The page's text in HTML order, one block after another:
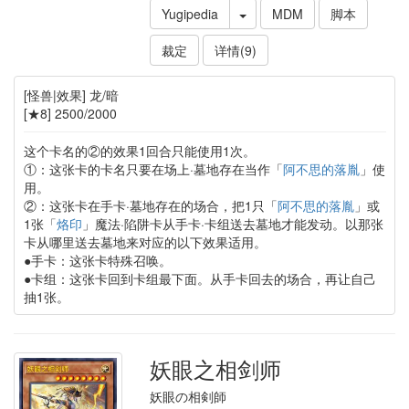
Yugipedia
MDM
脚本
裁定
详情(9)
[怪兽|效果] 龙/暗
[★8] 2500/2000
这个卡名的②的效果1回合只能使用1次。
①：这张卡的卡名只要在场上·墓地存在当作「阿不思的落胤」使
用。
②：这张卡在手卡·墓地存在的场合，把1只「阿不思的落胤」或
1张「烙印 」魔法·陷阱卡从手卡·卡组送去墓地才能发动。以那张
卡从哪里送去墓地来对应的以下效果适用。
●手卡：这张卡特殊召唤。
●卡组：这张卡回到卡组最下面。从手卡回去的场合，再让自己
抽1张。
妖眼之相剑师
妖眼の相剣師